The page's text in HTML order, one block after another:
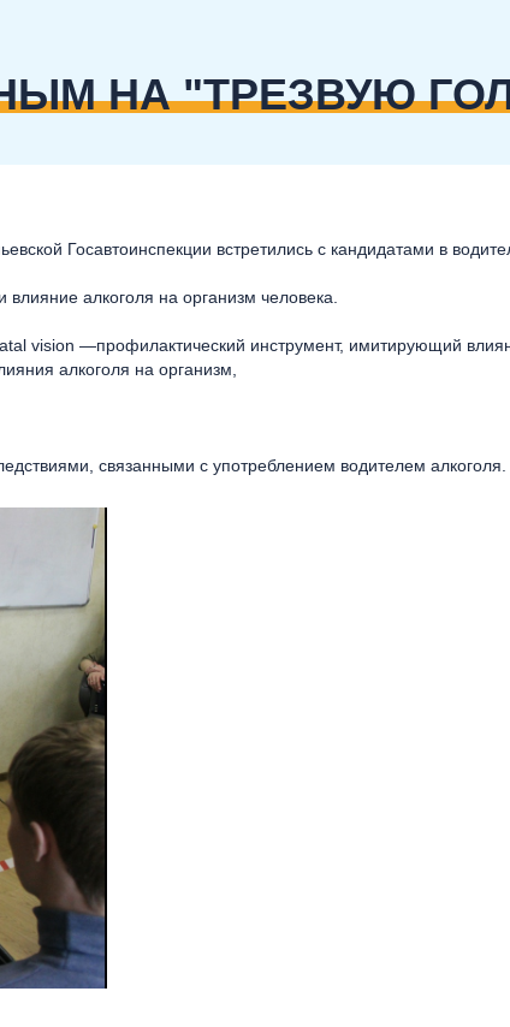
НА "ТРЕЗВУЮ
Госавтоинспекции встретились с кандидатами в
алкоголя на организм человека.
vision —профилактический инструмент, имитирующий
алкоголя на организм,
связанными с употреблением водителем алкоголя.